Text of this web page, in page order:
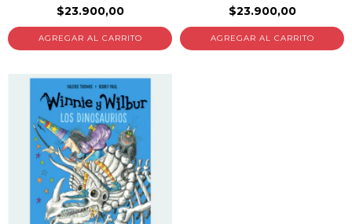
$23.900,00 $23.900,00